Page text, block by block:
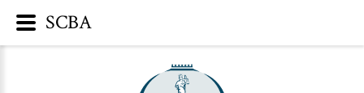
SCBA